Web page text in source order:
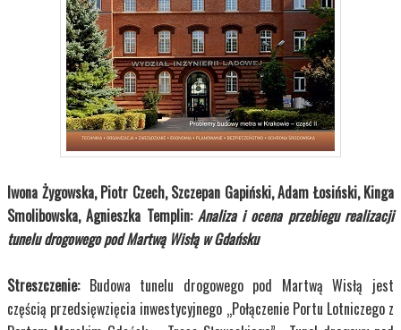
Iwona Żygowska, Piotr Czech, Szczepan Gapiński, Adam Łosiński, Kinga
Smolibowska, Agnieszka Templin: Analiza i ocena przebiegu realizacji
tunelu drogowego pod Martwą Wisłą w Gdańsku
Streszczenie:Budowa tunelu drogowego pod Martwą Wisłą jest
częścią przedsięwzięcia inwestycyjnego „Połączenie Portu Lotniczego z